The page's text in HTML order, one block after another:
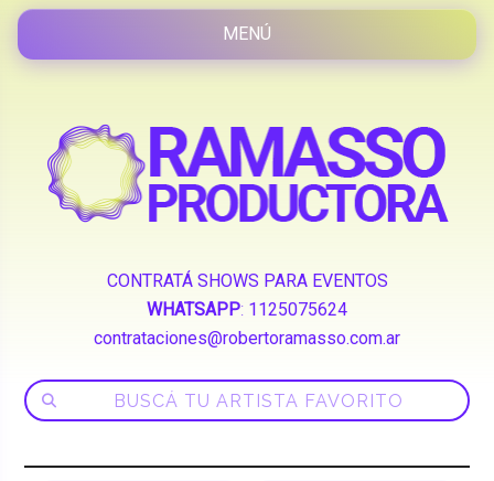
CONTRATÁ SHOWS PARA EVENTOS
WHATSAPP: 1125075624
contrataciones@robertoramasso.com.ar